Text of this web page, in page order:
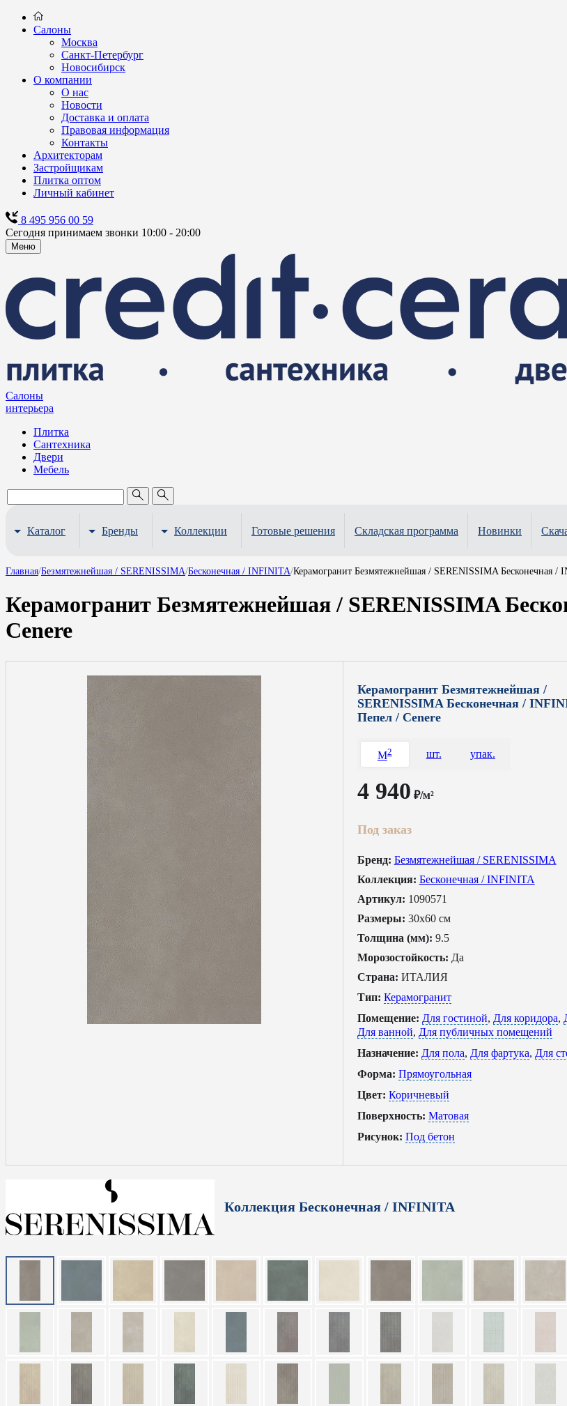
Салоны
Москва
Санкт-Петербург
Новосибирск
О компании
О нас
Новости
Доставка и оплата
Правовая информация
Контакты
Архитекторам
Застройщикам
Плитка оптом
Личный кабинет
8 495 956 00 59
Сегодня принимаем звонки 10:00 - 20:00
Меню
Салоны
интерьера
Плитка
Сантехника
Двери
Мебель
Каталог Бренды Коллекции Готовые решения Складская программа Новинки
Главная/Безмятежнейшая / SERENISSIMA/Бесконечная / INFINITA/Керамогранит Безмятежнейшая / SERENISSIMA Бесконечная /
Керамогранит Безмятежнейшая / SERENISSIMA
Cenere
Керамогранит Безмятежнейшая /
SERENISSIMA Бесконечная /
Пепел / Cenere
M2 шт. упак.
4 940 ₽/м²
Под заказ
Бренд: Безмятежнейшая / SERENISSIMA
Коллекция: Бесконечная / INFINITA
Артикул: 1090571
Размеры: 30x60 см
Толщина (мм): 9.5
Морозостойкость: Да
Страна: ИТАЛИЯ
Тип: Керамогранит
Помещение: Для гостиной, Для коридора,
Для ванной, Для публичных помещений
Назначение: Для пола, Для фартука, Для
Форма: Прямоугольная
Цвет: Коричневый
Поверхность: Матовая
Рисунок: Под бетон
Коллекция Бесконечная / INFINITA